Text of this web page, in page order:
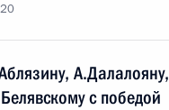
А.Далалояну,
с победой